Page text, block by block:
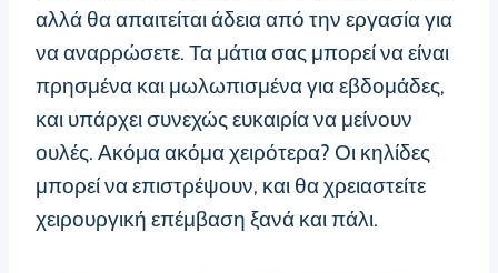
αλλά θα απαιτείται άδεια από την εργασία για
να αναρρώσετε. Τα μάτια σας μπορεί να είναι
πρησμένα και μωλωπισμένα για εβδομάδες,
και υπάρχει συνεχώς ευκαιρία να μείνουν
ουλές. Ακόμα ακόμα χειρότερα? Οι κηλίδες
μπορεί να επιστρέψουν, και θα χρειαστείτε
χειρουργική επέμβαση ξανά και πάλι.